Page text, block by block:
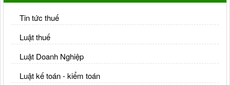
Tin tức thuế
Luật thuế
Luật Doanh Nghiệp
Luật kế toán - kiểm toán